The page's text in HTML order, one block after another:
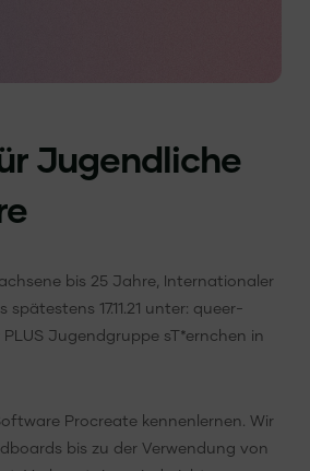
Jugendliche
bis 25 Jahre, Internationaler
17.11.21 unter: queer-
Jugendgruppe sT*ernchen in
Procreate kennenlernen. Wir
bis zu der Verwendung von